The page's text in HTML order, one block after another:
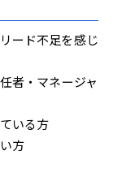
ード不足を感じ
者・マネージャ
いる方
方